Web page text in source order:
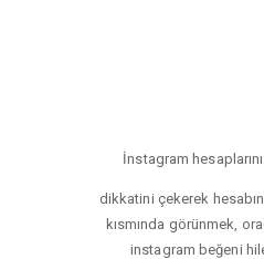
İnstagram
dikkatini çekerek
kısmında görünmek,
instagram beğeni